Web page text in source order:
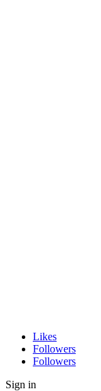
Likes
Followers
Followers
Sign in